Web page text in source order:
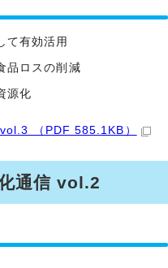
て有効活用
品ロスの削減
源化
（PDF 585.1KB）
通信 vol.2